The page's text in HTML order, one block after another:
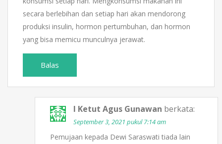
secara berlebihan dan setiap hari akan mendorong
produksi insulin, hormon pertumbuhan, dan hormon
yang bisa memicu munculnya jerawat.
Balas
I Ketut Agus Gunawan berkata:
September 3, 2021 pukul 7:14 am
Pemujaan kepada Dewi Saraswati tiada lain